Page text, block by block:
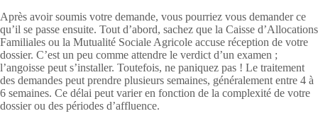
Après avoir soumis votre demande, vous pourriez vous demander ce
qu’il se passe ensuite. Tout d’abord, sachez que la Caisse d’Allocations
Familiales ou la Mutualité Sociale Agricole accuse réception de votre
dossier. C’est un peu comme attendre le verdict d’un examen ;
l’angoisse peut s’installer. Toutefois, ne paniquez pas ! Le traitement
des demandes peut prendre plusieurs semaines, généralement entre 4 à
6 semaines. Ce délai peut varier en fonction de la complexité de votre
dossier ou des périodes d’affluence.